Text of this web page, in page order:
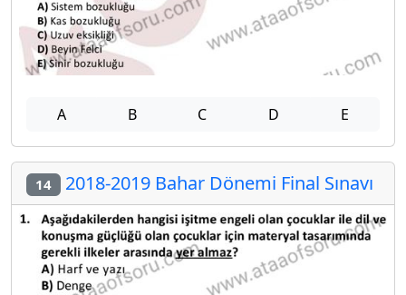
A B C D E
14 2018-2019 Bahar Dönemi Final Sınavı